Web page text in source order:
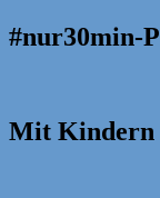
#nur30min-
Mit Kindern